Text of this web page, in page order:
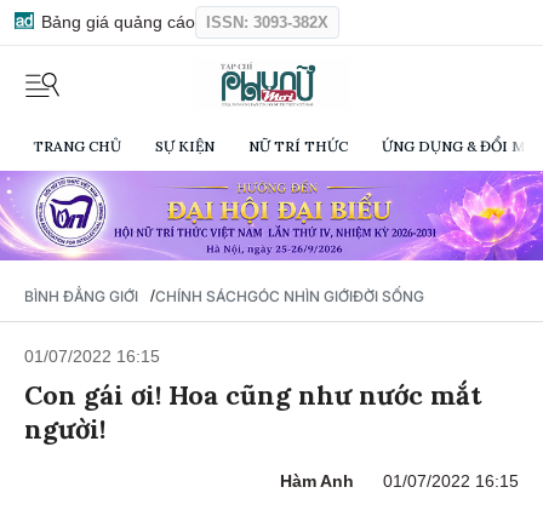
Bảng giá quảng cáo ISSN: 3093-382X
TRANG CHỦ SỰ KIỆN NỮ TRÍ THỨC ỨNG DỤNG & ĐỔI
BÌNH ĐẲNG GIỚI /CHÍNH SÁCHGÓC NHÌN GIỚIĐỜI SỐNG
01/07/2022 16:15
Con gái ơi! Hoa cũng như nước mắt
người!
Hàm Anh 01/07/2022 16:15